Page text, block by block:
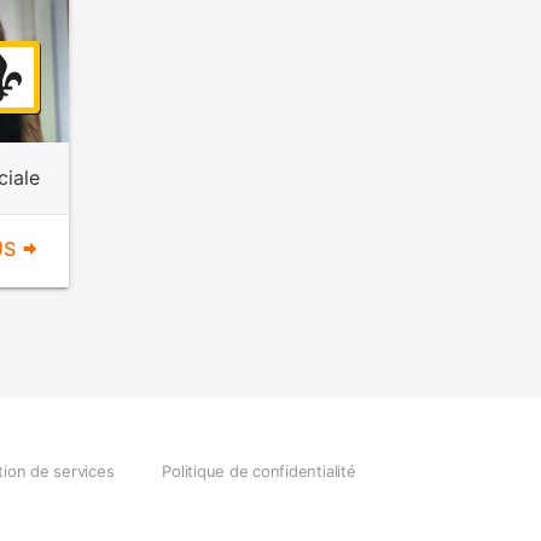
de services Politique de confidentialité